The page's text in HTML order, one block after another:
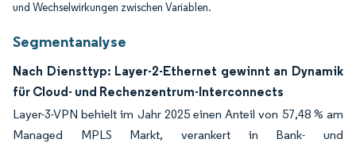
und Wechselwirkungen zwischen Variablen.
Segmentanalyse
Nach Diensttyp: Layer-2-Ethernet gewinnt an Dynamik
für Cloud- und Rechenzentrum-Interconnects
Layer-3-VPN behielt im Jahr 2025 einen Anteil von 57,48 % am
Managed MPLS Markt, verankert in Bank- und